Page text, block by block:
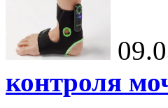
контроля